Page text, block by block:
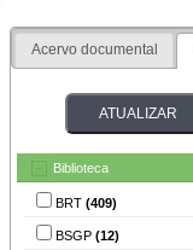
Acervo documental
Biblioteca
BRT (409)
BSGP (12)